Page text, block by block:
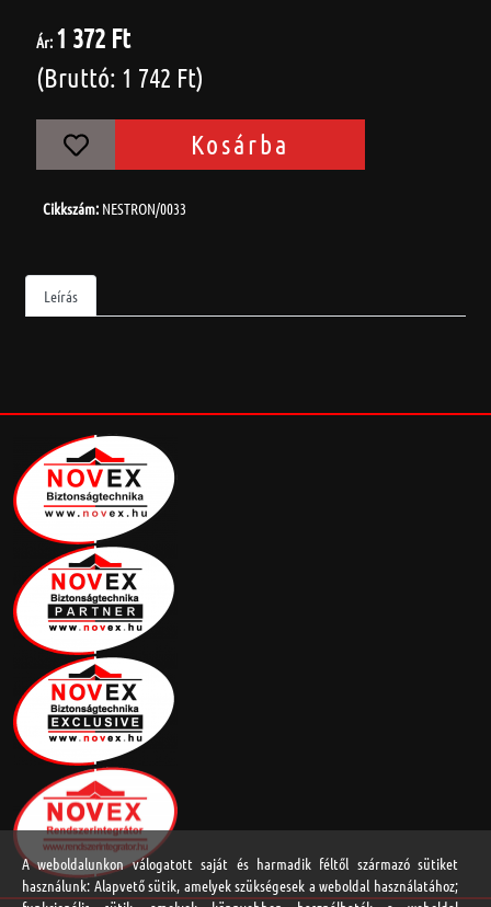
Ár: 1 372 Ft
(Bruttó: 1 742 Ft)
Kosárba
Cikkszám: NESTRON/0033
Leírás
A weboldalunkon válogatott saját és harmadik féltől származó sütiket
használunk: Alapvető sütik, amelyek szükségesek a weboldal használatához;